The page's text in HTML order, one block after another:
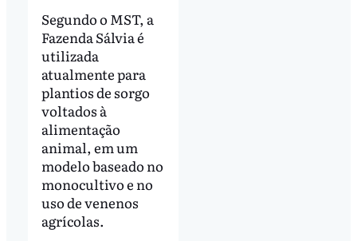
Segundo o MST, a
Fazenda Sálvia é
utilizada
atualmente para
plantios de sorgo
voltados à
alimentação
animal, em um
modelo baseado no
monocultivo e no
uso de venenos
agrícolas.